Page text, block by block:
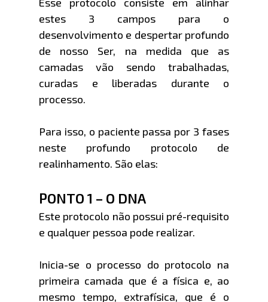
Esse protocolo consiste em alinhar
estes 3 campos para o
desenvolvimento e despertar profundo
de nosso Ser, na medida que as
camadas vão sendo trabalhadas,
curadas e liberadas durante o
processo.
Para isso, o paciente passa por 3 fases
neste profundo protocolo de
realinhamento. São elas:
PONTO 1 – O DNA
Este protocolo não possui pré-requisito
e qualquer pessoa pode realizar.
Inicia-se o processo do protocolo na
primeira camada que é a física e, ao
mesmo tempo, extrafísica, que é o